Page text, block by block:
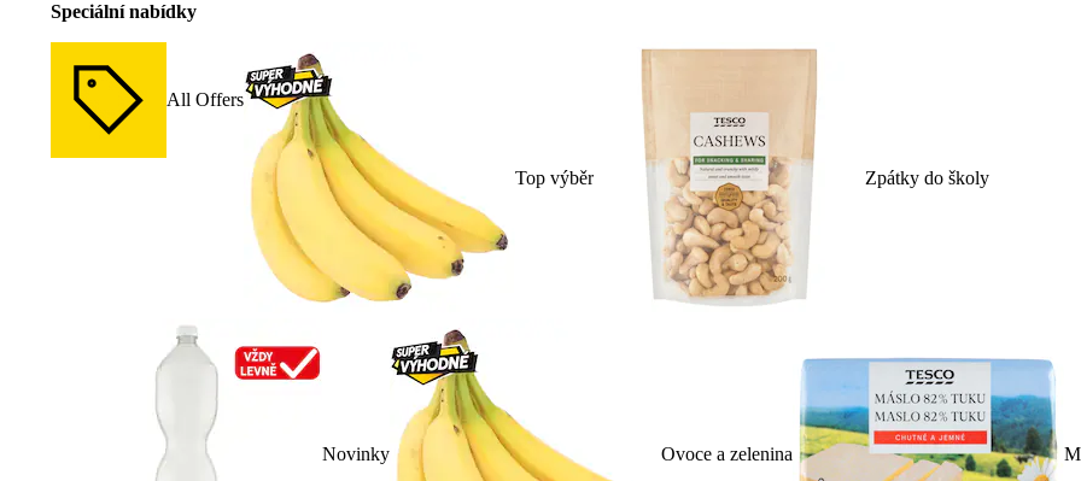
Speciální nabídky
All Offers
Top výběr Zpátky do školy
Novinky Ovoce a zelenina